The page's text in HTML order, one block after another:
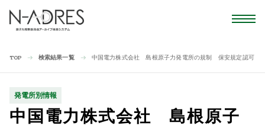
TOP 検索結果一覧 中国電力株式会社 島根原子力発電所の規制 保安規定認可
発電所別情報
中国電力株式会社 島根原子